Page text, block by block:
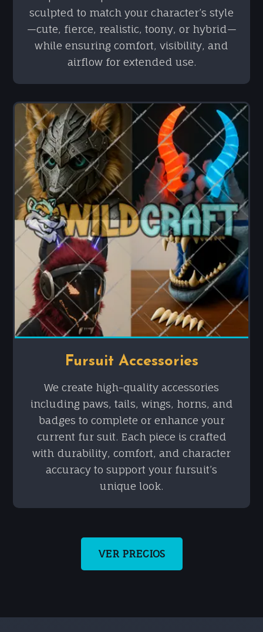
sculpted to match your character’s style
—cute, fierce, realistic, toony, or hybrid—
while ensuring comfort, visibility, and
airflow for extended use.
Fursuit Accessories
We create high-quality accessories
including paws, tails, wings, horns, and
badges to complete or enhance your
current fur suit. Each piece is crafted
with durability, comfort, and character
accuracy to support your fursuit’s
unique look.
VER PRECIOS